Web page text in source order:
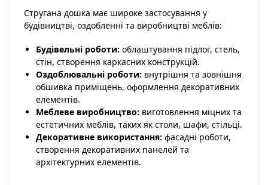
Стругана дошка має широке застосування у
будівництві, оздобленні та виробництві меблів:
Будівельні роботи: облаштування підлог, стель,
стін, створення каркасних конструкцій.
Оздоблювальні роботи: внутрішня та зовнішня
обшивка приміщень, оформлення декоративних
елементів.
Меблеве виробництво: виготовлення міцних та
естетичних меблів, таких як столи, шафи, стільці.
Декоративне використання: фасадні роботи,
створення декоративних панелей та
архітектурних елементів.